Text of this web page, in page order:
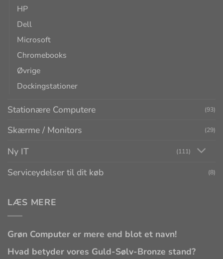
HP
Dell
Microsoft
Chromebooks
Øvrige
Dockingstationer
Stationære Computere (93)
Skærme / Monitors (29)
Ny IT (111)
Serviceydelser til dit køb (8)
LÆS MERE
Grøn Computer er mere end blot et navn!
Hvad betyder vores Guld-Sølv-Bronze stand?